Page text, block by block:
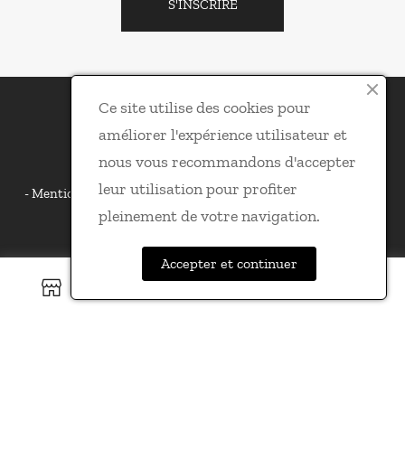
S'INSCRIRE
L'1nterview © 2026
Mentions légales Conditions générales de vente
de confidentialité
Ce site utilise des cookies pour
améliorer l'expérience utilisateur et
nous vous recommandons d'accepter
leur utilisation pour profiter
pleinement de votre navigation.
Accepter et continuer